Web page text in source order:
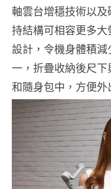
軸雲台增穩技術以
持結構可相容更多
設計，令機身體積
一，折疊收納後尺
和隨身包中，方便外